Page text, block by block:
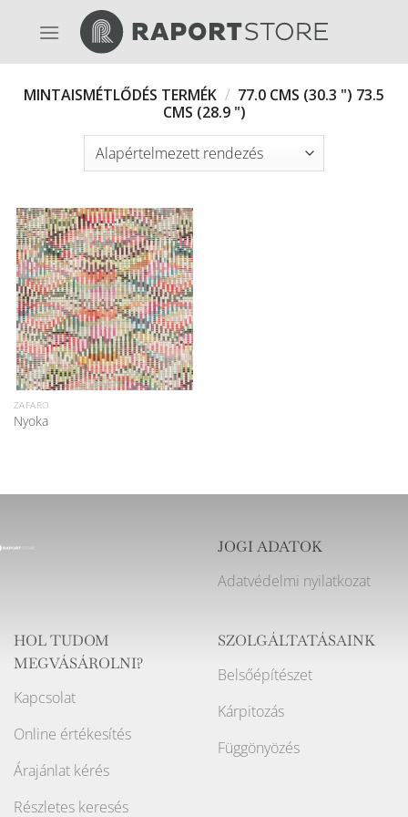
MINTAISMÉTLŐDÉS TERMÉK / 77.0 CMS (30.3 ") 73.5
CMS (28.9 ")
ZAFARO
Nyoka
JOGI ADATOK
Adatvédelmi nyilatkozat
HOL TUDOM
MEGVÁSÁROLNI?
Kapcsolat
Online értékesítés
Árajánlat kérés
Részletes keresés
SZOLGÁLTATÁSAINK
Belsőépítészet
Kárpitozás
Függönyözés